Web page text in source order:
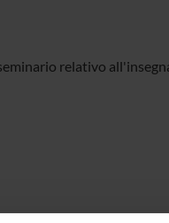
relativo